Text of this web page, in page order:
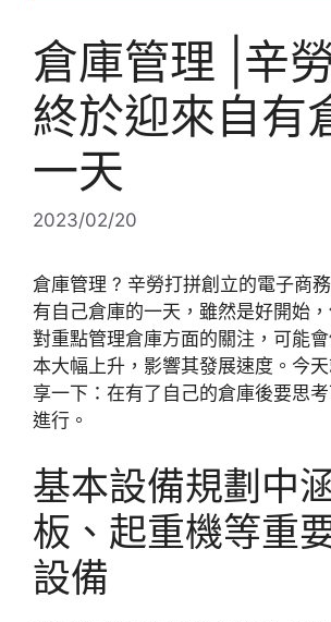
倉庫管理 |辛
終於迎來自有
一天
2023/02/20
倉庫管理 ? 辛勞打拼創立的電子商
有自己倉庫的一天，雖然是好開始
對重點管理倉庫方面的關注，可能
本大幅上升，影響其發展速度。今
享一下：在有了自己的倉庫後要思
進行。
基本設備規劃中
板、起重機等重
設備